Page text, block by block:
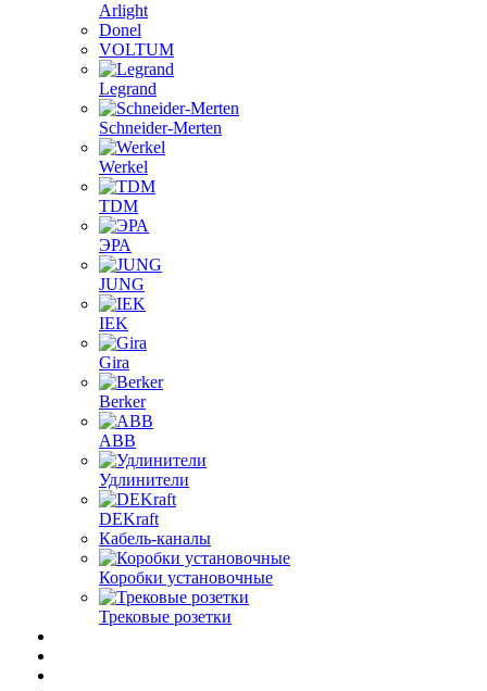
Arlight
Donel
VOLTUM
Legrand
Schneider-Merten
Werkel
TDM
ЭРА
JUNG
IEK
Gira
Berker
ABB
Удлинители
DEKraft
Кабель-каналы
Коробки установочные
Трековые розетки